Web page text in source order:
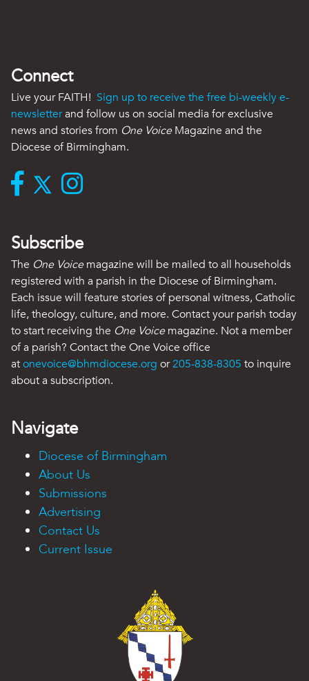
Connect
Live your FAITH! Sign up to receive the free bi-weekly e-
newsletterand follow us on social media for exclusive
news and stories from One VoiceMagazine and the
Diocese of Birmingham.
Subscribe
The One Voicemagazine will be mailed to all households
registered with a parish in the Diocese of Birmingham.
Each issue will feature stories of personal witness, Catholic
life, theology, culture, and more. Contact your parish today
to start receiving the One Voicemagazine. Not a member
of a parish? Contact the One Voice office
atonevoice@bhmdiocese.org or205-838-8305 to inquire
about a subscription.
Navigate
Diocese of Birmingham
About Us
Submissions
Advertising
Contact Us
Current Issue